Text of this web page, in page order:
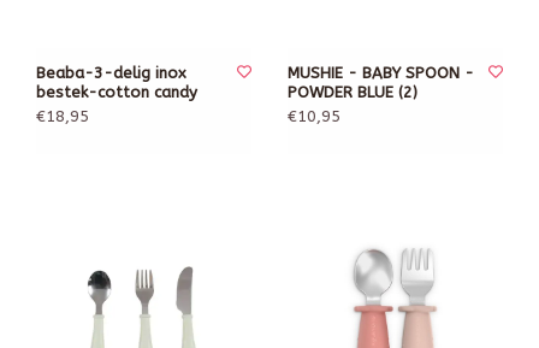
Beaba-3-delig inox
bestek-cotton candy
€18,95
MUSHIE - BABY SPOON -
POWDER BLUE (2)
€10,95